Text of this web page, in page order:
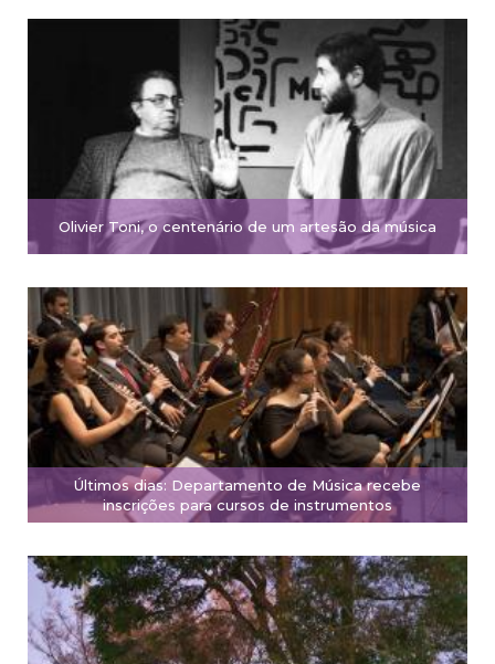
Olivier Toni, o centenário de um artesão da música
Últimos dias: Departamento de Música recebe
inscrições para cursos de instrumentos